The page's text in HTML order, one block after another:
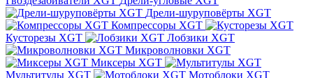
Дрели-шуруповёрты XGT
Компрессоры XGT
Кусторезы XGT
Лобзики XGT
Микроволновки XGT
Миксеры XGT
Мультитулы XGT
Мотоблоки XGT